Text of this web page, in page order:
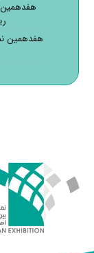
هفدهمین
هفدهمین